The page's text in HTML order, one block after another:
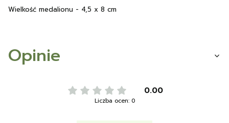
Wielkość medalionu - 4,5 x 8 cm
Opinie
0.00
Liczba ocen: 0